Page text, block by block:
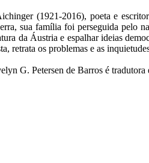
(1921-2016), poeta e
sua família foi perseguida pelo
da Áustria e espalhar ideias
retrata os problemas e as
G. Petersen de Barros é